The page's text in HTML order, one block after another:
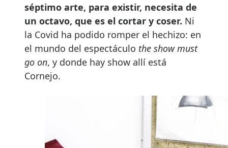
séptimo arte, para existir, necesita de
un octavo, que es el cortar y coser. Ni
la Covid ha podido romper el hechizo: en
el mundo del espectáculo the show must
go on, y donde hay show allí está
Cornejo.